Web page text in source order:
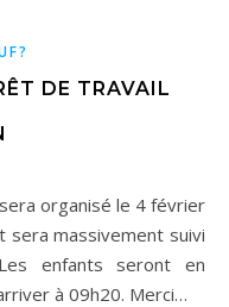
DE TRAVAIL
sera massivement suivi
enfants seront en
à 09h20. Merci…